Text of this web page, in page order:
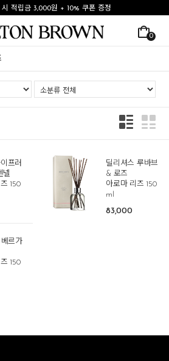
시 적립금 3,000원 + 10% 쿠폰 증정
0
프러
넬
150
딜리셔스 루바브
& 로즈
아로마 리즈 150
ml
83,000
르가
150